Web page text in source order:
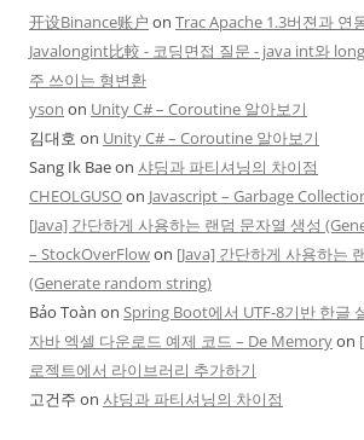
开设Binance账户 on Trac Apache 1.3버젼과 연
Javalongint比較 - 코딩면접 질문 - java int와
주 쓰이는 형변환
yson on Unity C# – Coroutine 알아보기
김대호 on Unity C# – Coroutine 알아보기
Sang Ik Baeon 샤딩과 파티셔닝의 차이점
CHEOLGUSOon Javascript – Garbage
[Java] 간단하게 사용하는 랜덤 문자열 생성
– StockOverFlowon [Java] 간단하게 사용하는
(Generate random string)
Bảo Toàn on Spring Boot에서 UTF-8기반 한글
자바 엑셀 다운로드 예제 코드 – De Memoryon
로젝트에서 라이브러리 추가하기
고건주 on 샤딩과 파티셔닝의 차이점